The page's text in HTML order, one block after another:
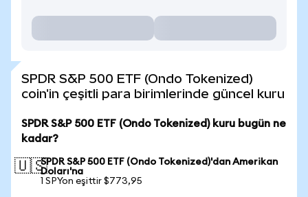
SPDR S&P 500 ETF (Ondo Tokenized)
coin'in çeşitli para birimlerinde güncel kuru
SPDR S&P 500 ETF (Ondo Tokenized) kuru bugün ne
kadar?
🇺🇸SPDR S&P 500 ETF (Ondo Tokenized)'dan Amerikan
Doları'na
1 SPYon eşittir $773,95